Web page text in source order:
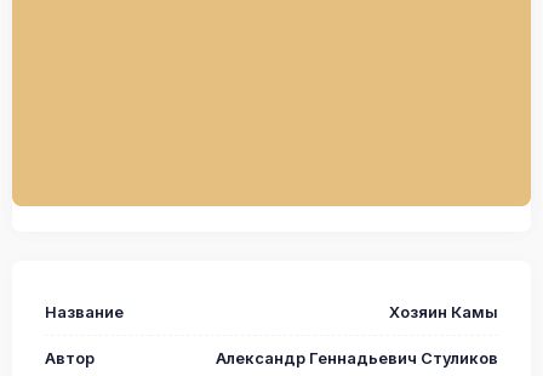
Название Хозяин Камы
Автор Александр Геннадьевич Стуликов